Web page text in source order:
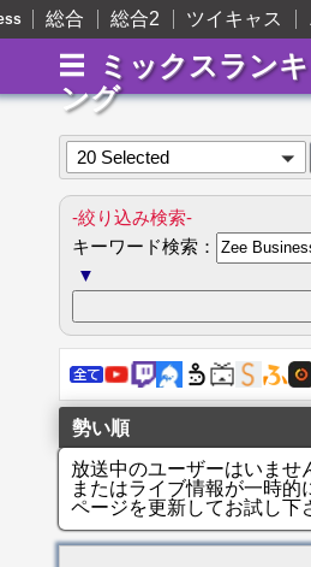
総合 総合2 ツイキャス
ミックスランキ
ング
20 Selected
-絞り込み検索-
キーワード検索：
▼
勢い順
放送中のユーザーはいませ
またはライブ情報が一時的
ページを更新してお試し下